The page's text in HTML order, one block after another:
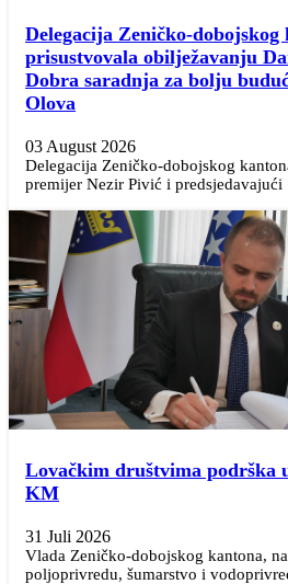
Delegacija Zeničko-dobojskog
prisustvovala obilježavanju
Dobra saradnja za bolju
Olova
03 August 2026
Delegacija Zeničko-dobojskog
premijer Nezir Pivić i predsjedavajući
Lovačkim društvima podrška
KM
31 Juli 2026
Vlada Zeničko-dobojskog kantona,
poljoprivredu, šumarstvo i